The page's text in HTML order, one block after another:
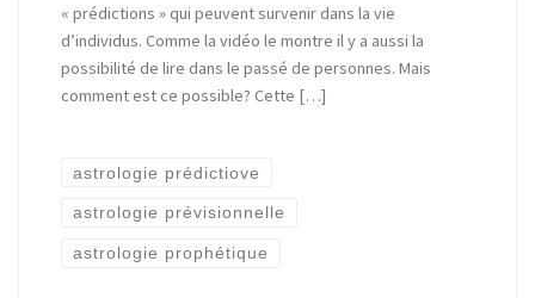
« prédictions » qui peuvent survenir dans la vie
d’individus. Comme la vidéo le montre il y a aussi la
possibilité de lire dans le passé de personnes. Mais
comment est ce possible? Cette […]
astrologie prédictiove
astrologie prévisionnelle
astrologie prophétique